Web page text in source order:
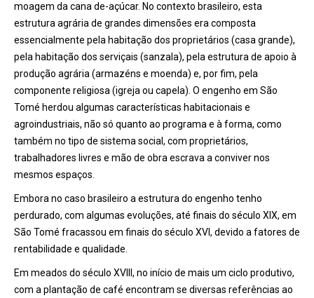
moagem da cana de-açúcar. No contexto brasileiro, esta
estrutura agrária de grandes dimensões era composta
essencialmente pela habitação dos proprietários (casa grande),
pela habitação dos serviçais (sanzala), pela estrutura de apoio à
produção agrária (armazéns e moenda) e, por fim, pela
componente religiosa (igreja ou capela). O engenho em São
Tomé herdou algumas características habitacionais e
agroindustriais, não só quanto ao programa e à forma, como
também no tipo de sistema social, com proprietários,
trabalhadores livres e mão de obra escrava a conviver nos
mesmos espaços.
Embora no caso brasileiro a estrutura do engenho tenho
perdurado, com algumas evoluções, até finais do século XIX, em
São Tomé fracassou em finais do século XVI, devido a fatores de
rentabilidade e qualidade.
Em meados do século XVIII, no início de mais um ciclo produtivo,
com a plantação de café encontram se diversas referências ao